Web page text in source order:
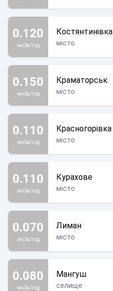
0.120
мкЗв/год
Костянтинівка
місто
0.150
мкЗв/год
Краматорськ
місто
0.110
мкЗв/год
Красногорівка
місто
0.110
мкЗв/год
Курахове
місто
0.070
мкЗв/год
Лиман
місто
0.080
мкЗв/год
Мангуш
селище